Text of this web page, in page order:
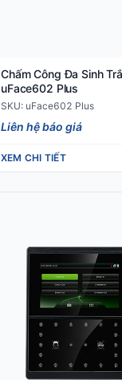
Chấm Công Đa Sinh
uFace602 Plus
SKU: uFace602 Plus
Liên hệ báo giá
XEM CHI TIẾT